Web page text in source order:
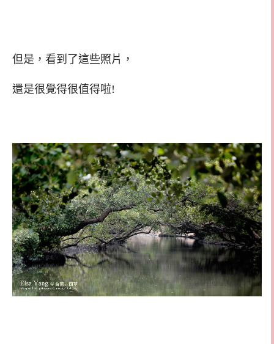
但是，看到了這些照片，
還是很覺得很值得啦!